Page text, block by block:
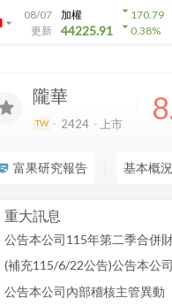
arrow_drop_down
08/07
更新
加權
44225.91
arrow_drop_down170.79
arrow_drop_down0.38%
隴華
TW 2424 上市
sticky_note_2 富果研究報告 基本概況
重大訊息
(補充115/6/22公告)公告本公
公告本公司內部稽核主管異動